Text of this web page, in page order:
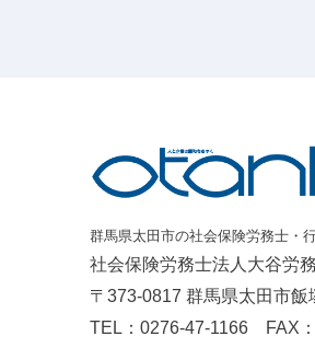
群馬県太田市の社会保険労務士・
社会保険労務士法人大谷労務
〒373-0817 群馬県太田市飯
TEL： 0276-47-1166 FAX